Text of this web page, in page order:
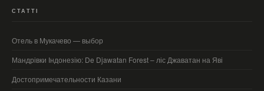
СТАТТІ
Отель в Мукачево — выбор
Мандрівки Індонезію: De Djawatan Forest – ліс Джаватан на Яві
Достопримечательности Казани